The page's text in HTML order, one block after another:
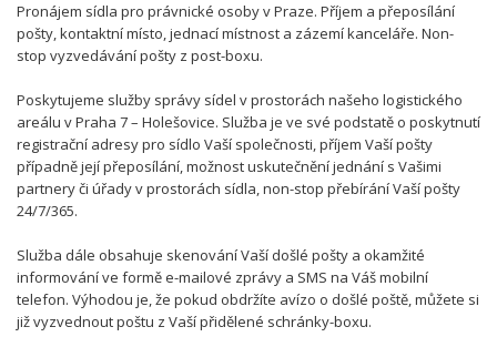
Pronájem sídla pro právnické osoby v Praze. Příjem a přeposílání
pošty, kontaktní místo, jednací místnost a zázemí kanceláře. Non-
stop vyzvedávání pošty z post-boxu.
Poskytujeme služby správy sídel v prostorách našeho logistického
areálu v Praha 7 – Holešovice. Služba je ve své podstatě o poskytnutí
registrační adresy pro sídlo Vaší společnosti, příjem Vaší pošty
případně její přeposílání, možnost uskutečnění jednání s Vašimi
partnery či úřady v prostorách sídla, non-stop přebírání Vaší pošty
24/7/365.
Služba dále obsahuje skenování Vaší došlé pošty a okamžité
informování ve formě e-mailové zprávy a SMS na Váš mobilní
telefon. Výhodou je, že pokud obdržíte avízo o došlé poště, můžete si
již vyzvednout poštu z Vaší přidělené schránky-boxu.